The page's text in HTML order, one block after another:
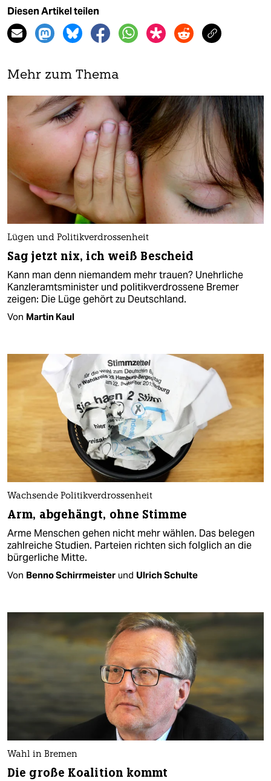
Diesen Artikel teilen
Mehr zum Thema
Lügen und Politikverdrossenheit
Sag jetzt nix, ich weiß Bescheid
Kann man denn niemandem mehr trauen? Unehrliche
Kanzleramtsminister und politikverdrossene Bremer
zeigen: Die Lüge gehört zu Deutschland.
Von Martin Kaul
Wachsende Politikverdrossenheit
Arm, abgehängt, ohne Stimme
Arme Menschen gehen nicht mehr wählen. Das belegen
zahlreiche Studien. Parteien richten sich folglich an die
bürgerliche Mitte.
Von Benno Schirrmeister und Ulrich Schulte
Wahl in Bremen
Die große Koalition kommt